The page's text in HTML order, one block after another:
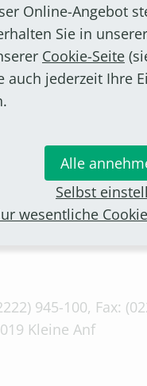
945-100, Fax:
Kleine Anf
945-100, Fax:
Kleine Anf
Online-Angebot
Sie in unserer
Cookie-Seite
auch jederzeit Ihre
Alle
Selbst
wesentliche